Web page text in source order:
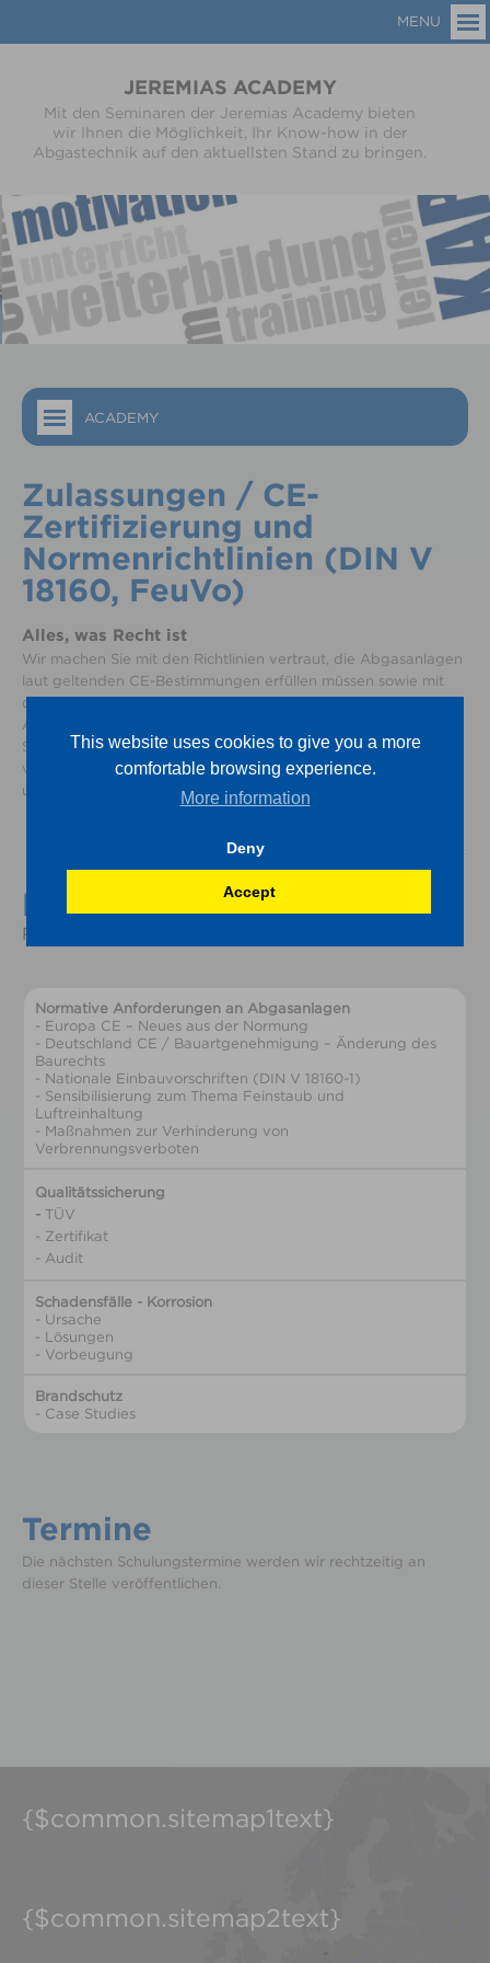
This website uses cookies to give you a more
comfortable browsing experience.
More information
Deny
Accept
MENU
JEREMIAS ACADEMY
Mit den Seminaren der Jeremias Academy bieten
wir Ihnen die Möglichkeit, Ihr Know-how in der
Abgastechnik auf den aktuellsten Stand zu bringen.
ACADEMY
Zulassungen / CE-
Zertifizierung und
Normenrichtlinien (DIN V
18160, FeuVo)
Alles, was Recht ist
Wir machen Sie mit den Richtlinien vertraut, die Abgasanlagen
laut geltenden CE-Bestimmungen erfüllen müssen sowie mit
den Vorschriften, die beim Einbau aktuell zu beachten sind.
Anhand von Praxisfällen zeigen wir Ihnen häufige
Schadensursachen und einfache Lösungen, diese zu
verhindern. Fallbeispiele zum Brandschutz und ein Einblick in
unsere Qualitätssicherung runden diesen Schulungsblock ab.
Programm
Referent: Thomas Fischer
Normative Anforderungen an Abgasanlagen
- Europa CE – Neues aus der Normung
- Deutschland CE / Bauartgenehmigung – Änderung des
Baurechts
- Nationale Einbauvorschriften (DIN V 18160-1)
- Sensibilisierung zum Thema Feinstaub und
Luftreinhaltung
- Maßnahmen zur Verhinderung von
Verbrennungsverboten
Qualitätssicherung
- TÜV
- Zertifikat
- Audit
Schadensfälle - Korrosion
- Ursache
- Lösungen
- Vorbeugung
Brandschutz
- Case Studies
Termine
Die nächsten Schulungstermine werden wir rechtzeitig an
dieser Stelle veröffentlichen.
{$common.sitemap1text}
{$common.sitemap2text}